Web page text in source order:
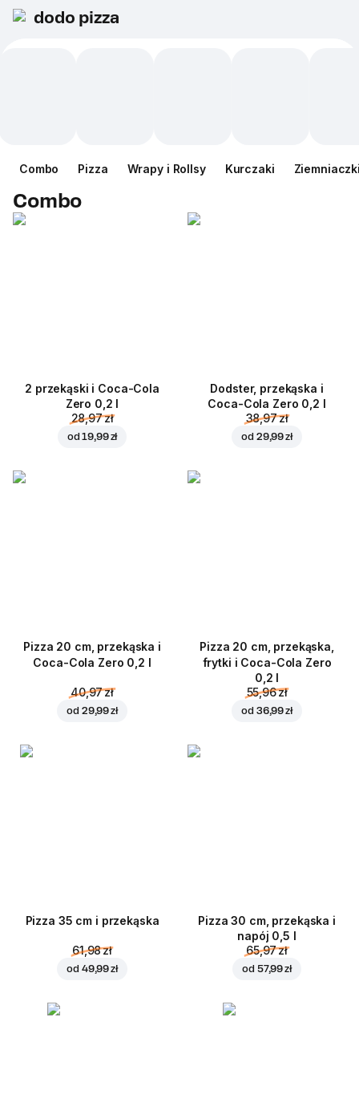
dodo pizza
Сombo Pizza Wrapy i Rollsy Kurczaki
Сombo
2 przekąski i Coca-Cola
Zero 0,2 l
28,97 zł
od19,99 zł
Dodster, przekąska i
Coca-Cola Zero 0,2 l
38,97 zł
od 29,99 zł
Pizza 20 cm, przekąska i
Coca-Cola Zero 0,2 l
40,97 zł
od 29,99 zł
Pizza 20 cm, przekąska,
frytki i Coca-Cola Zero
0,2 l
55,96 zł
od 36,99 zł
Pizza 35 cm i przekąska
61,98 zł
od 49,99 zł
Pizza 30 cm, przekąska i
napój 0,5 l
65,97 zł
od 57,99 zł